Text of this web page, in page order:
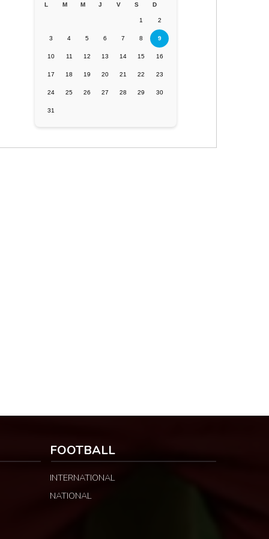
L M M J V S D
1 2
3 4 5 6 7 8 9
10 11 12 13 14 15 16
17 18 19 20 21 22 23
24 25 26 27 28 29 30
31
FOOTBALL
INTERNATIONAL
NATIONAL